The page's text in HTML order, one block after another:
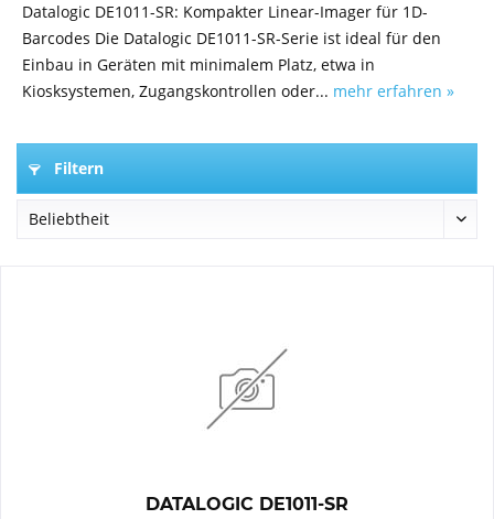
Datalogic DE1011-SR: Kompakter Linear-Imager für 1D-
Barcodes Die Datalogic DE1011-SR-Serie ist ideal für den
Einbau in Geräten mit minimalem Platz, etwa in
Kiosksystemen, Zugangskontrollen oder... mehr erfahren »
Filtern
DATALOGIC DE1011-SR